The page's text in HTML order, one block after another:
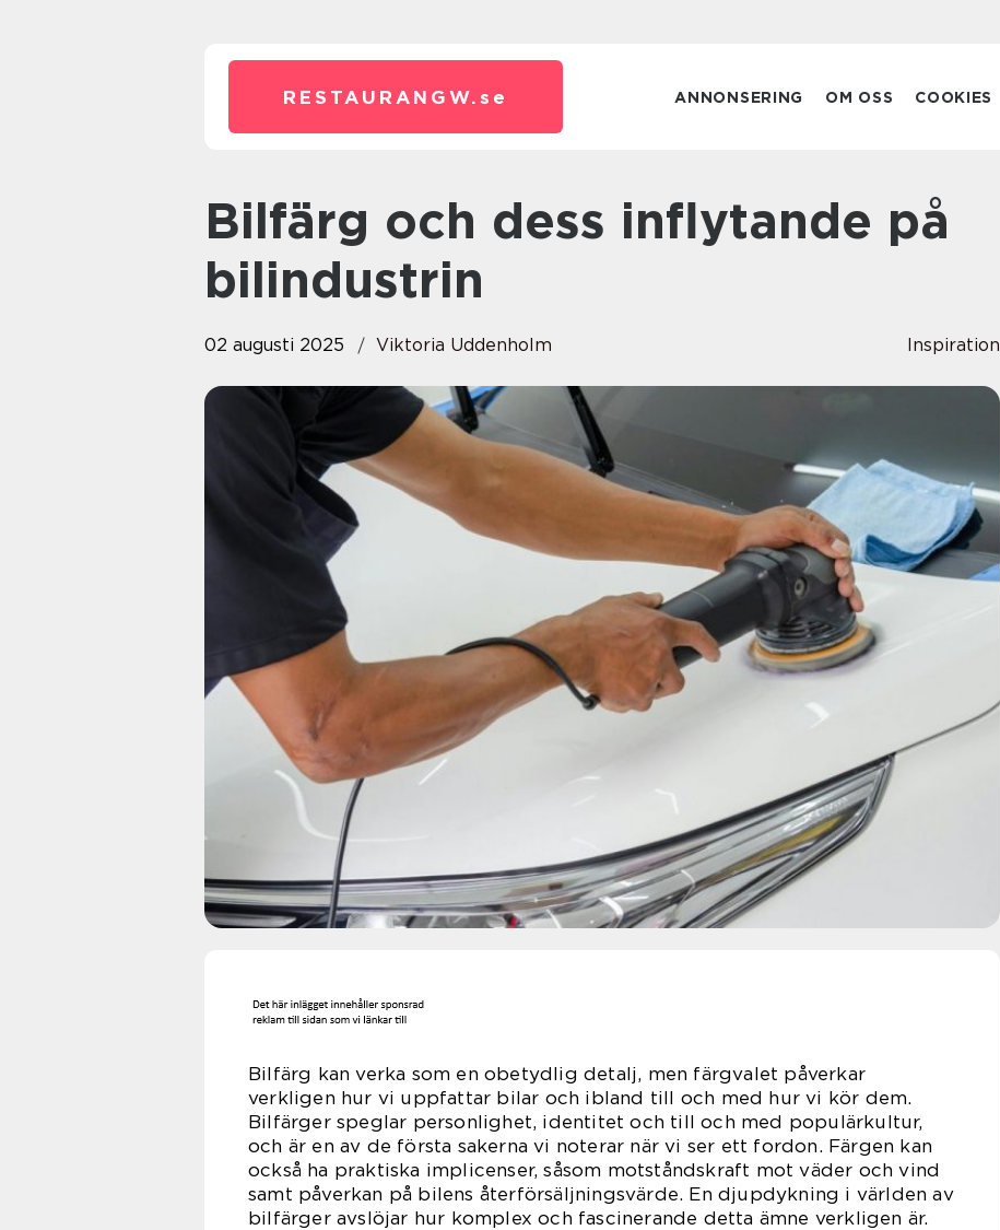
RESTAURANGW. se ANNONSERING OM OSS COOKIES
Bilfärg och dess inflytande på
bilindustrin
02 augusti 2025 Viktoria Uddenholm Inspiration
Bilfärg kan verka som en obetydlig detalj, men färgvalet påverkar
verkligen hur vi uppfattar bilar och ibland till och med hur vi kör dem.
Bilfärger speglar personlighet, identitet och till och med populärkultur,
och är en av de första sakerna vi noterar när vi ser ett fordon. Färgen kan
också ha praktiska implicenser, såsom motståndskraft mot väder och vind
samt påverkan på bilens återförsäljningsvärde. En djupdykning i världen av
bilfärger avslöjar hur komplex och fascinerande detta ämne verkligen är.